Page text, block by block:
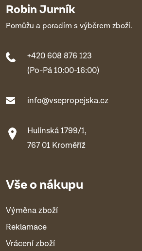
Robin Jurník
Pomůžu a poradím s výběrem zboží.
+420 608 876 123
(Po-Pá 10:00-16:00)
info@vsepropejska.cz
Hulínská 1799/1,
767 01 Kroměříž
Vše o nákupu
Výměna zboží
Reklamace
Vrácení zboží